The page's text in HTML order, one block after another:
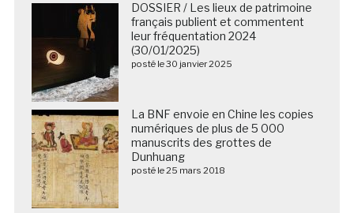
DOSSIER / Les lieux de patrimoine
français publient et commentent
leur fréquentation 2024
(30/01/2025)
posté le 30 janvier 2025
La BNF envoie en Chine les copies
numériques de plus de 5 000
manuscrits des grottes de
Dunhuang
posté le 25 mars 2018